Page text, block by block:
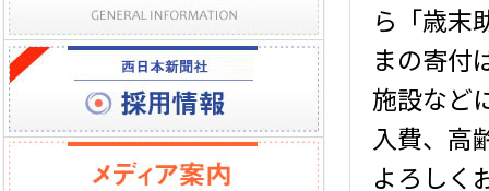
ら「歳末
まの寄付
施設など
入費、高
よろしく